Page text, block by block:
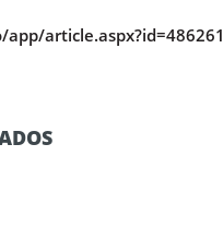
article.aspx?id=486261